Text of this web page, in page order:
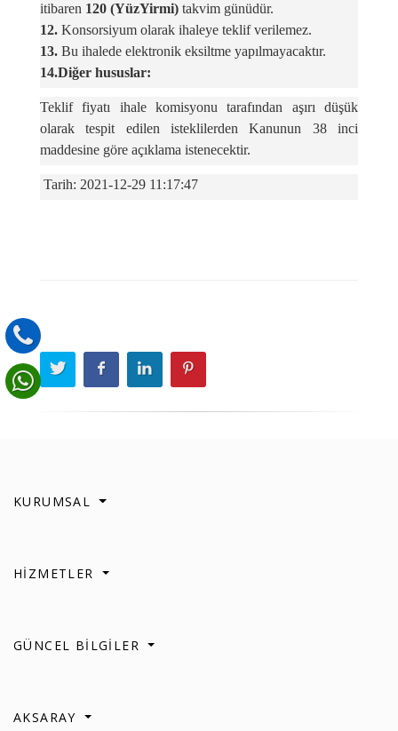
itibaren 120 (YüzYirmi) takvim günüdür.
12. Konsorsiyum olarak ihaleye teklif verilemez.
13. Bu ihalede elektronik eksiltme yapılmayacaktır.
14.Diğer hususlar:
Teklif fiyatı ihale komisyonu tarafından aşırı düşük
olarak tespit edilen isteklilerden Kanunun 38 inci
maddesine göre açıklama istenecektir.
Tarih: 2021-12-29 11:17:47
KURUMSAL
HİZMETLER
GÜNCEL BİLGİLER
AKSARAY